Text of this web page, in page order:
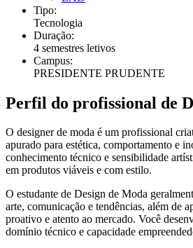
Tipo:
Tecnologia
Duração:
4 semestres letivos
Campus:
PRESIDENTE PRUDENTE
Perfil do profissional de
O designer de moda é um profissional
apurado para estética, comportamento e
conhecimento técnico e sensibilidade
em produtos viáveis e com estilo.
O estudante de Design de Moda
arte, comunicação e tendências, além de
proativo e atento ao mercado. Você
domínio técnico e capacidade